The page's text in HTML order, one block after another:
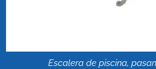
Escalera de piscina,